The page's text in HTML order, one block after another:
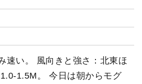
速い。 風向きと強さ：北東ほ
1.5M。 今日は朝からモグ